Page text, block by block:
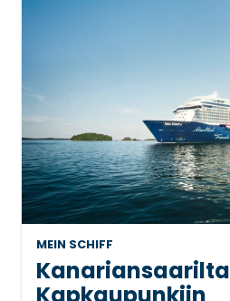
MEIN SCHIFF
Kanariansaarilta
Kapkaupunkiin